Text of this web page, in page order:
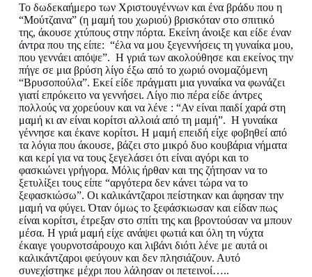
Το δωδεκαήμερο των Χριστουγέννων και ένα βράδυ που η
“Μούτζαινα” (η μαμή του χωριού) βρισκόταν στο σπιτικό
της, άκουσε χτύπους στην πόρτα. Εκείνη άνοιξε και είδε έναν
άντρα που της είπε: “έλα να μου ξεγεννήσεις τη γυναίκα μου,
που γεννάει απόψε”. Η γριά των ακολούθησε και εκείνος την
πήγε σε μια βρύση λίγο έξω από το χωριό ονομαζόμενη
“Βρυσοπούλα”. Εκεί είδε πράγματι μια γυναίκα να φωνάζει
γιατί επρόκειτο να γεννήσει. Λίγο πιο πέρα είδε άντρες
πολλούς να χορεύουν και να λένε : “Αν είναι παιδί χαρά στη
μαμή κι αν είναι κορίτσι αλλοιά από τη μαμή”. Η γυναίκα
γέννησε και έκανε κορίτσι. Η μαμή επειδή είχε φοβηθεί από
τα λόγια που άκουσε, βάζει στο μικρό δυο κουβάρια νήματα
και κερί για να τους ξεγελάσει ότι είναι αγόρι και το
φασκιώνει γρήγορα. Μόλις ήρθαν και της ζήτησαν να το
ξετυλίξει τους είπε “αργότερα δεν κάνει τώρα να το
ξεφασκιώσω”. Οι καλικάντζαροι πείστηκαν και άφησαν την
μαμή να φύγει. Όταν όμως το ξεφάσκιωσαν και είδαν πως
είναι κορίτσι, έτρεξαν στο σπίτι της και βροντούσαν να μπουν
μέσα. Η γριά μαμή είχε ανάψει φωτιά και όλη τη νύχτα
έκαιγε γουρνοτσάρουχο και λιβάνι διότι λένε με αυτά οι
καλικάντζαροι φεύγουν και δεν πλησιάζουν. Αυτό
συνεχίστηκε μέχρι που λάλησαν οι πετεινοί…..